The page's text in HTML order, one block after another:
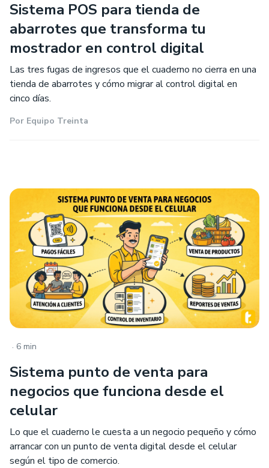
Sistema POS para tienda de
abarrotes que transforma tu
mostrador en control digital
Las tres fugas de ingresos que el cuaderno no cierra en una
tienda de abarrotes y cómo migrar al control digital en
cinco días.
Por Equipo Treinta
. 6 min
Sistema punto de venta para
negocios que funciona desde el
celular
Lo que el cuaderno le cuesta a un negocio pequeño y cómo
arrancar con un punto de venta digital desde el celular
según el tipo de comercio.